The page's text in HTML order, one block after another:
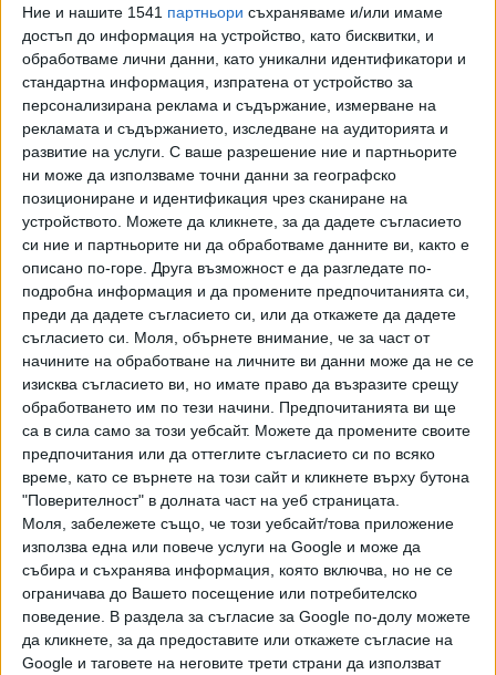
Ние и нашите 1541 партньори съхраняваме и/или имаме
достъп до информация на устройство, като бисквитки, и
обработваме лични данни, като уникални идентификатори и
стандартна информация, изпратена от устройство за
персонализирана реклама и съдържание, измерване на
рекламата и съдържанието, изследване на аудиторията и
развитие на услуги. С ваше разрешение ние и партньорите
ни може да използваме точни данни за географско
позициониране и идентификация чрез сканиране на
устройството. Можете да кликнете, за да дадете съгласието
си ние и партньорите ни да обработваме данните ви, както е
описано по-горе. Друга възможност е да разгледате по-
подробна информация и да промените предпочитанията си,
преди да дадете съгласието си, или да откажете да дадете
съгласието си.
Моля, обърнете внимание, че за част от
начините на обработване на личните ви данни може да не се
изисква съгласието ви, но имате право да възразите срещу
обработването им по тези начини. Предпочитанията ви ще
са в сила само за този уебсайт. Можете да промените своите
предпочитания или да оттеглите съгласието си по всяко
време, като се върнете на този сайт и кликнете върху бутона
"Поверителност" в долната част на уеб страницата.
Моля, забележете също, че този уебсайт/това приложение
използва една или повече услуги на Google и може да
събира и съхранява информация, която включва, но не се
ограничава до Вашето посещение или потребителско
поведение. В раздела за съгласие за Google по-долу можете
да кликнете, за да предоставите или откажете съгласие на
Google и таговете на неговите трети страни да използват
конкретните данни.
Изглежда, че премиерът е останал доволен от чутото,
защото е заключил: „В България много добре се
управлява прилагането на мерките за справянето с
коронавируса. Така, че към момента абсолютно нищо не
налага различни мерки от тези, които имаме“.
От пресслужбата съобщават още: "Премиерът бе
категоричен, ченяма да се правят КПП-таи опроверга
всякакви спекулации за затварянето на градове и
въвеждане на нови ограничения за хората". "Държави с
по-строги мерки от тези в България, в момента са с
много по-лоши показатели от нас", е подчертал Борисов.
Нареждането му да се възобновят седмичните брифинги
за предоставяне на актуални данни за
епидемиологичната обстановка било и заради
започващите сезонни грипни и други вирусни инфекции.
Финансовият министър Кирил Ананиев е обяснил, че в
проектобюджета за догодина са предвидени средства
за заявените в Европейската комисия бройки ваксини и
за покупка на лични предпазни средства и
дезинфектанти. Срокът за отпускане на помощите от